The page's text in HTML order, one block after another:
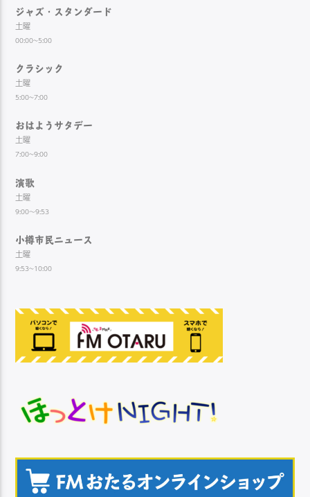
ジャズ・スタンダード
土曜
00:00~5:00
クラシック
土曜
5:00~7:00
おはようサタデー
土曜
7:00~9:00
演歌
土曜
9:00～9:53
小樽市民ニュース
土曜
9:53~10:00